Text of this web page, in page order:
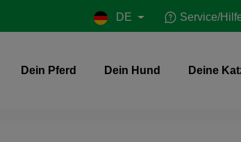
DE Service/
Dein Pferd Dein Hund Deine